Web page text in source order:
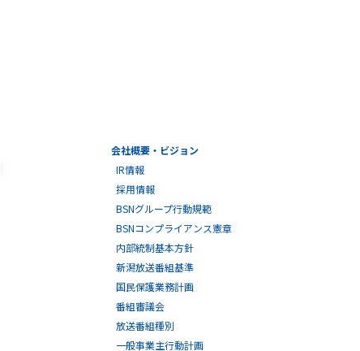
会社概要・ビジョン
IR情報
採用情報
BSNグループ行動規範
BSNコンプライアンス憲章
内部統制基本方針
新潟放送番組基準
国民保護業務計画
番組審議会
放送番組種別
一般事業主行動計画